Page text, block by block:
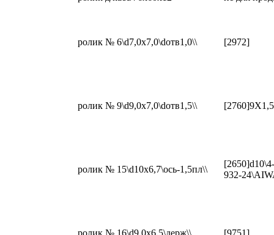
ролик № 6\d7,0x7,0\dотв1,0\\ [2972]
ролик № 9\d9,0x7,0\dотв1,5\\ [2760]9X1,5
ролик № 15\d10x6,7\ось-1,5пл\\
932-
ролик № 16\d9,0x6,5\держ\\ [9751]